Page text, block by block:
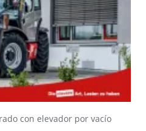
con elevador por vacío